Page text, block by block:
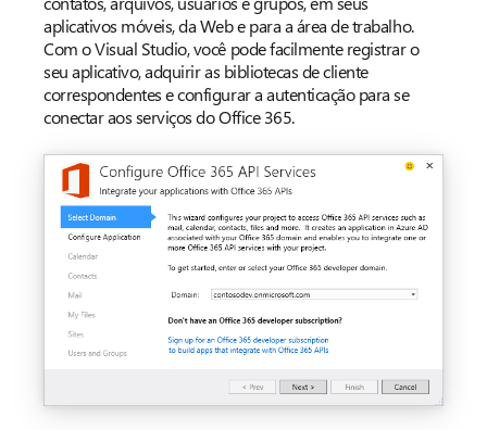
aplicativos móveis, da Web e para a área de trabalho.
Com o Visual Studio, você pode facilmente registrar o
seu aplicativo, adquirir as bibliotecas de cliente
correspondentes e configurar a autenticação para se
conectar aos serviços do Office 365.